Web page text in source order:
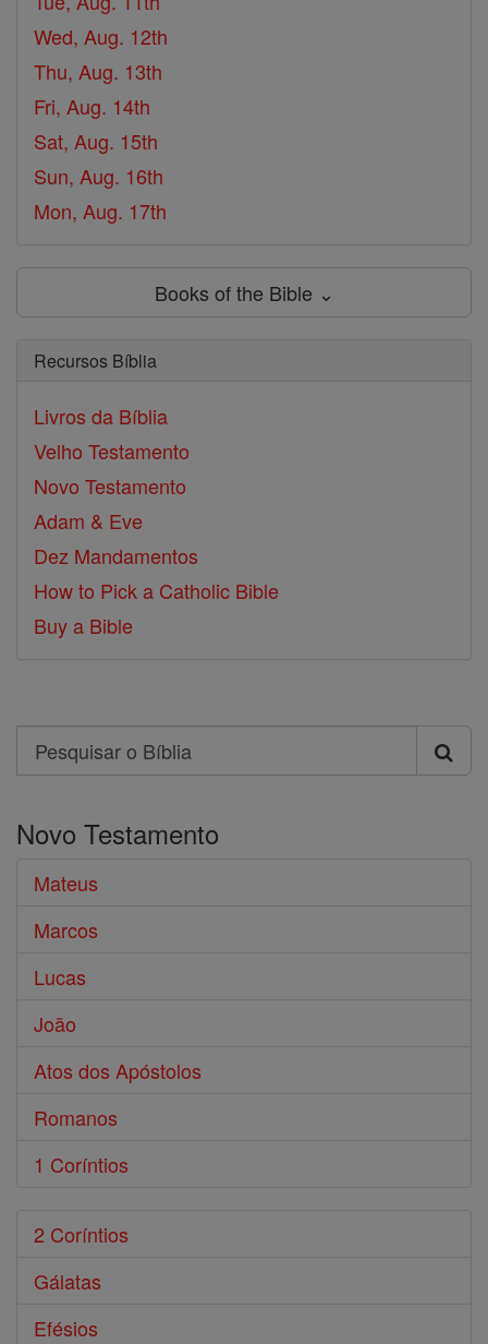
Wed, Aug. 12th
Thu, Aug. 13th
Fri, Aug. 14th
Sat, Aug. 15th
Sun, Aug. 16th
Mon, Aug. 17th
Books of the Bible ⌄
Recursos Bíblia
Livros da Bíblia
Velho Testamento
Novo Testamento
Adam & Eve
Dez Mandamentos
How to Pick a Catholic Bible
Buy a Bible
Search
Pesquisar
Bíblia
Novo Testamento
Mateus
Marcos
Lucas
João
Atos dos Apóstolos
Romanos
1 Coríntios
2 Coríntios
Gálatas
Efésios